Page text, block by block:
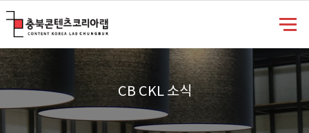
CB CKL 소식